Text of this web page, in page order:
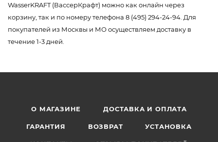
WasserKRAFT (ВассерКрафт) можно как онлайн через
корзину, так и по номеру телефона 8 (495) 294-24-94. Для
покупателей из Москвы и МО осуществляем доставку в
течение 1-3 дней.
О МАГАЗИНЕ ДОСТАВКА И ОПЛАТА
ГАРАНТИЯ ВОЗВРАТ УСТАНОВКА